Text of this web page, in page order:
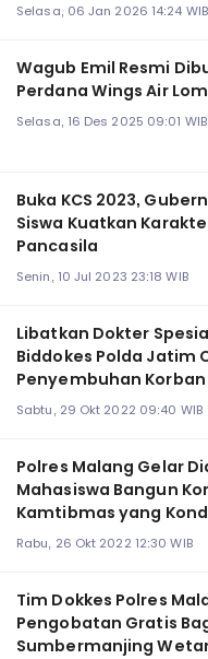
Selasa, 06 Jan 2026 14:24 WIB
Wagub Emil Resmi
Perdana Wings Air
Selasa, 16 Des 2025 09:01 WIB
Buka KCS 2023,
Siswa Kuatkan
Pancasila
Senin, 10 Jul 2023 23:18 WIB
Libatkan Dokter
Biddokes Polda Jatim
Penyembuhan
Sabtu, 29 Okt 2022 09:40 WIB
Polres Malang Gelar
Mahasiswa Bangun
Kamtibmas yang
Rabu, 26 Okt 2022 12:30 WIB
Tim Dokkes Polres
Pengobatan Gratis
Sumbermanjing